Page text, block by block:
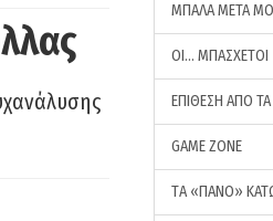
ΜΠΑΛΑ ΜΕΤΑ
ΟΙ… ΜΠΑΣΧΕΤΟΙ
ΕΠΙΘΕΣΗ ΑΠΟ
GAME ZONE
ΤA «ΠΑΝΟ»